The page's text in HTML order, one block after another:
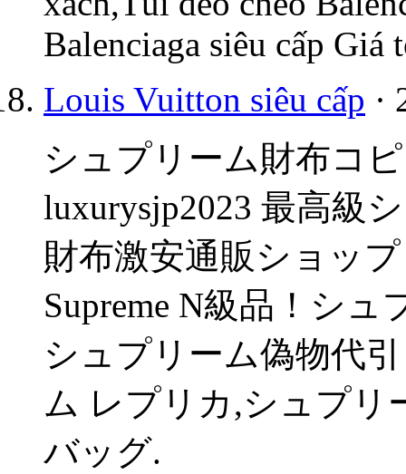
Balenciaga siêu cấp
Louis Vuitton siêu cấp ·
シュプリーム財布コ
luxurysjp2023 最高級
財布激安通販ショッ
Supreme N級品！シ
シュプリーム偽物代
ム レプリカ,シュプリ
バッグ.